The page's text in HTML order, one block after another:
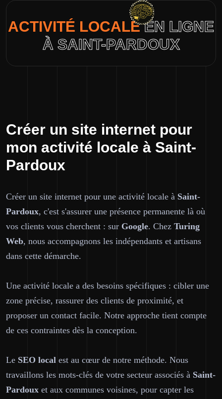
ACTIVITÉ LOCALEEN LIGNE
À SAINT-PARDOUX
Créer un site internet pour
mon activité locale à Saint-
Pardoux
Créer un site internet pour une activité locale à Saint-
Pardoux, c'est s'assurer une présence permanente là où
vos clients vous cherchent : sur Google. Chez Turing
Web, nous accompagnons les indépendants et artisans
dans cette démarche.
Une activité locale a des besoins spécifiques : cibler une
zone précise, rassurer des clients de proximité, et
proposer un contact facile. Notre approche tient compte
de ces contraintes dès la conception.
Le SEO local est au cœur de notre méthode. Nous
travaillons les mots-clés de votre secteur associés à Saint-
Pardoux et aux communes voisines, pour capter les